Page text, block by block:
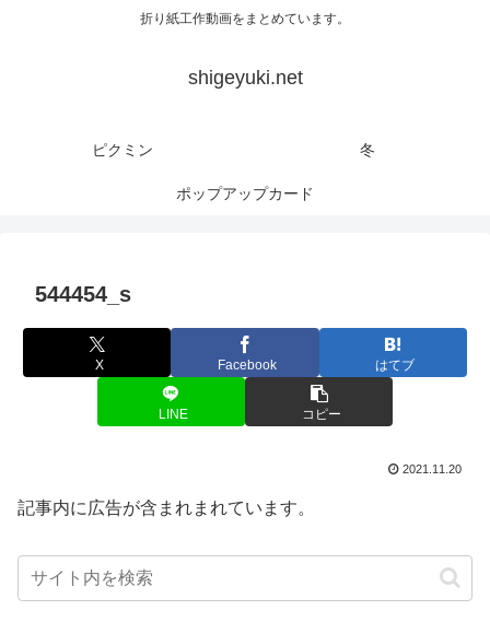
折り紙工作動画をまとめています。
shigeyuki.net
ピクミン 冬
ポップアップカード
544454_s
X Facebook はてブ
LINE コピー
2021.11.20
記事内に広告が含まれまれています。